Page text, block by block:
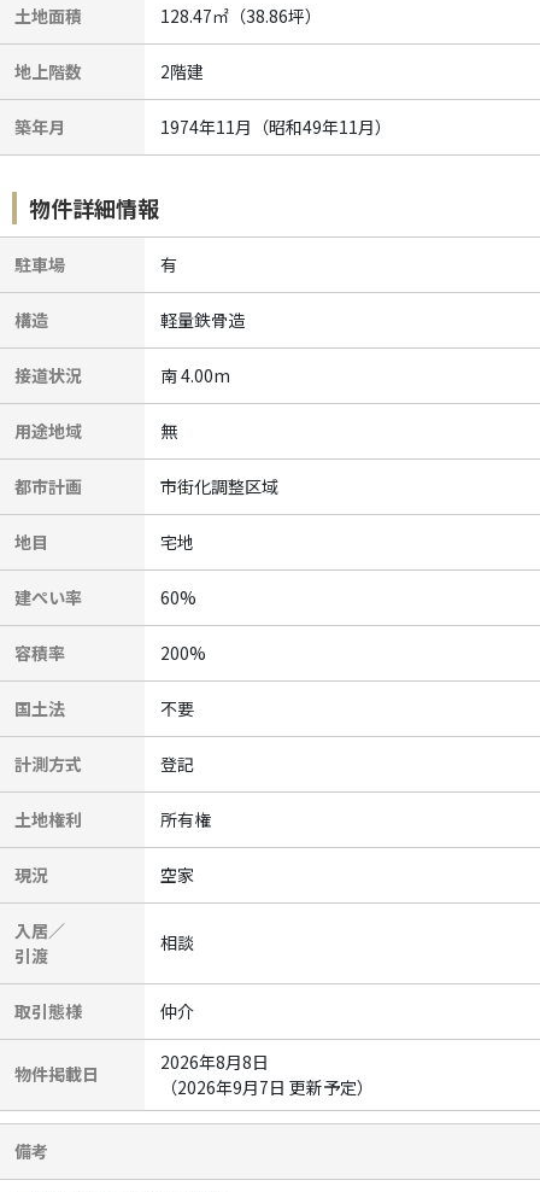
土地面積 128.47㎡（38.86坪）
地上階数 2階建
築年月 1974年11月（昭和49年11月）
物件詳細情報
駐車場 有
構造 軽量鉄骨造
接道状況 南 4.00m
用途地域 無
都市計画 市街化調整区域
地目 宅地
建ぺい率 60%
容積率 200%
国土法 不要
計測方式 登記
土地権利 所有権
現況 空家
入居／
引渡
相談
取引態様 仲介
物件掲載日
2026年8月8日
（2026年9月7日 更新予定）
備考